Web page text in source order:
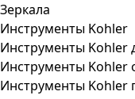
Зеркала
Инструменты Kohler
Инструменты Kohler
Инструменты Kohler
Инструменты Kohler